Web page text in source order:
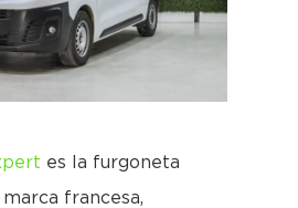
es la furgoneta
francesa,